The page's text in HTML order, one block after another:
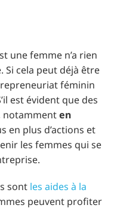
une femme n’a rien
Si cela peut déjà être
féminin
est évident que des
notammenten
en plus d’actions et
les femmes qui se
sont les aides à la
peuvent profiter